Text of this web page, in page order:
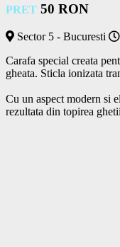
PRET 50 RON
Sector 5 - Bucuresti
Carafa special creata
gheata. Sticla ionizata
Cu un aspect modern si